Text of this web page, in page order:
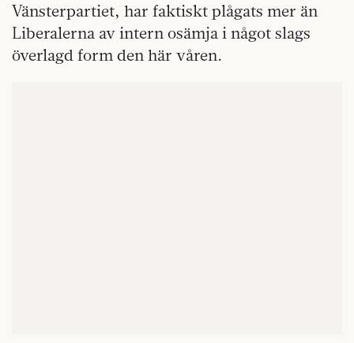
Vänsterpartiet, har faktiskt plågats mer än
Liberalerna av intern osämja i något slags
överlagd form den här våren.